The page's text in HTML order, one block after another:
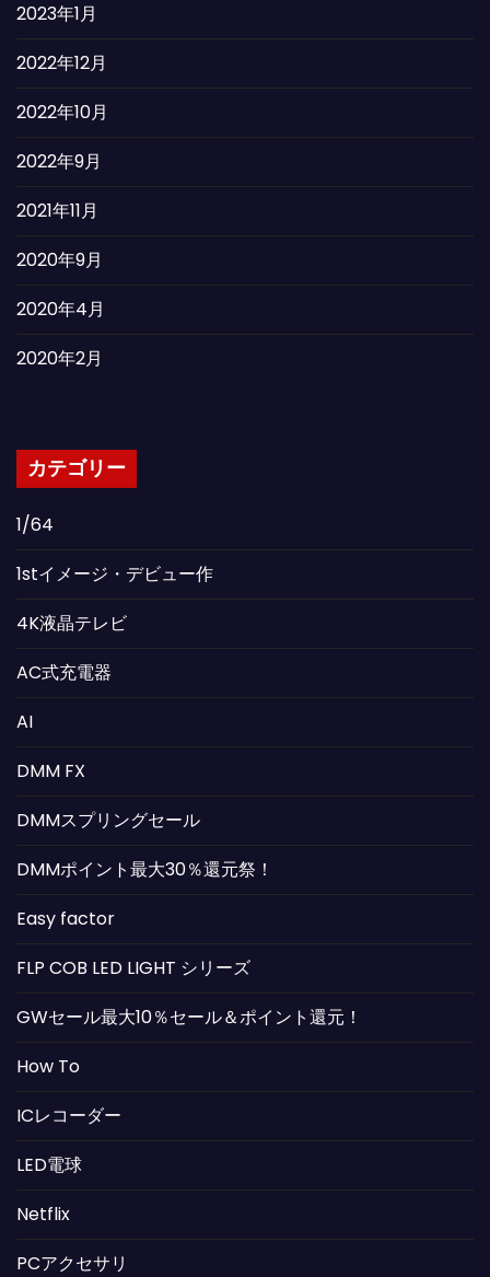
2023年1月
2022年12月
2022年10月
2022年9月
2021年11月
2020年9月
2020年4月
2020年2月
カテゴリー
1/64
1stイメージ・デビュー作
4K液晶テレビ
AC式充電器
AI
DMM FX
DMMスプリングセール
DMMポイント最大30％還元祭！
Easy factor
FLP COB LED LIGHT シリーズ
GWセール最大10％セール＆ポイント還元！
How To
ICレコーダー
LED電球
Netflix
PCアクセサリ